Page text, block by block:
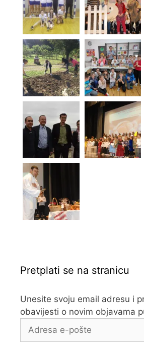
Pretplati se na stranicu
Unesite svoju email adresu i
obavijesti o novim objavama
e-